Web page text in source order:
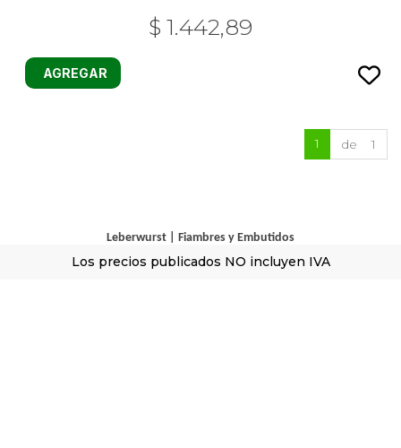
$ 1.442,89
AGREGAR
1 de 1
Leberwurst Fiambres y Embutidos
Los precios publicados NO incluyen IVA